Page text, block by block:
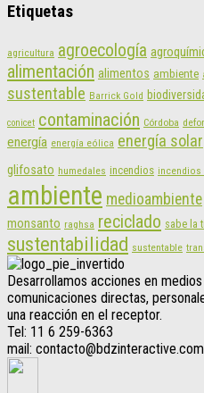
Etiquetas
agricultura agroecología
alimentación alimentos ambiente
sustentable Barrick Gold
conicet contaminación Córdoba
energía energía eólica energía solar
glifosato humedales incendios incendios
ambiente medioambiente
monsanto raghsa reciclado sabe la
sustentabilidad sustentable
Desarrollamos acciones en
comunicaciones directas,
una reacción en el receptor.
Tel: 11 6 259-6363
mail: contacto@bdzinteractive.com